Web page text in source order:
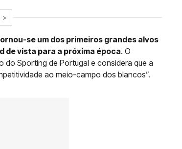
>
se um dos primeiros grandes alvos
de vista para a próxima época. O
Sporting de Portugal e considera que a
ao meio-campo dos blancos”.